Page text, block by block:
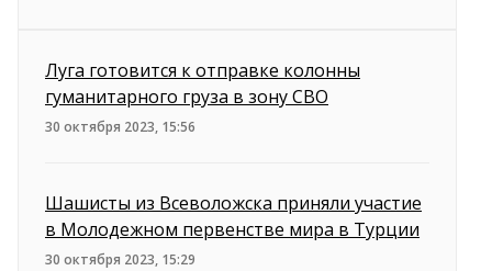
Луга готовится к отправке колонны
гуманитарного груза в зону СВО
30 октября 2023, 15:56
Шашисты из Всеволожска приняли участие
в Молодежном первенстве мира в Турции
30 октября 2023, 15:29